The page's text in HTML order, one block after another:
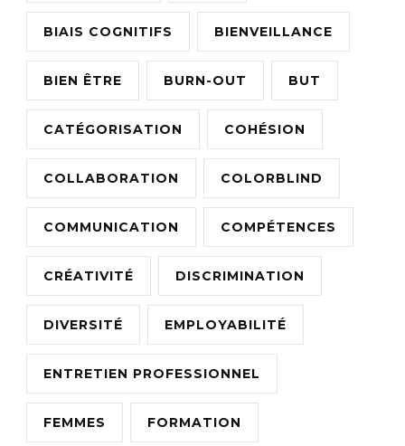
BIAIS COGNITIFS BIENVEILLANCE
BIEN ÊTRE BURN-OUT BUT
CATÉGORISATION COHÉSION
COLLABORATION COLORBLIND
COMMUNICATION COMPÉTENCES
CRÉATIVITÉ DISCRIMINATION
DIVERSITÉ EMPLOYABILITÉ
ENTRETIEN PROFESSIONNEL
FEMMES FORMATION